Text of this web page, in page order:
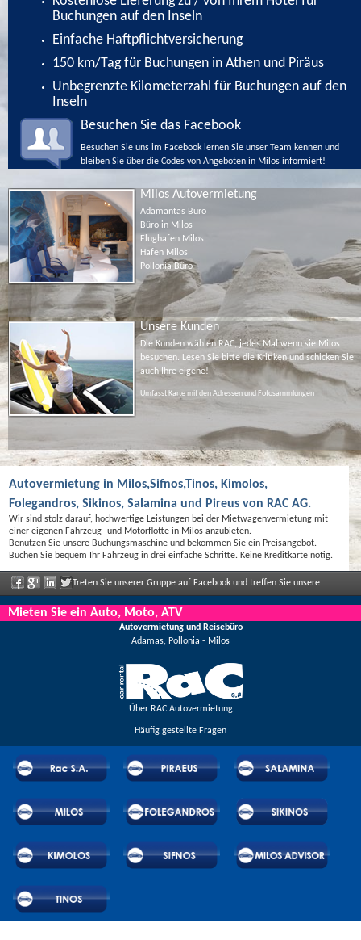
Buchungen auf den Inseln
Einfache Haftpflichtversicherung
150 km/Tag für Buchungen in Athen und Piräus
Unbegrenzte Kilometerzahl für Buchungen auf den
Inseln
Besuchen Sie das Facebook
Besuchen Sie uns im Facebook lernen Sie unser Team kennen und
bleiben Sie über die Codes von Angeboten in Milos informiert!
Milos Autovermietung
Adamantas Büro
Büro in Milos
Flughafen Milos
Hafen Milos
Pollonia Büro
Unsere Kunden
Die Kunden wählen RAC, jedes Mal wenn sie Milos
besuchen. Lesen Sie bitte die Kritiken und schicken Sie
auch Ihre eigene!
Umfasst Karte mit den Adressen und Fotosammlungen
Autovermietung in Milos,Sifnos,Tinos, Kimolos,
Folegandros, Sikinos, Salamina und Pireus von RAC AG.
Wir sind stolz darauf, hochwertige Leistungen bei der Mietwagenvermietung mit
einer eigenen Fahrzeug- und Motorflotte in Milos anzubieten.
Benutzen Sie unsere Buchungsmaschine und bekommen Sie ein Preisangebot.
Buchen Sie bequem Ihr Fahrzeug in drei einfache Schritte. Keine Kreditkarte nötig.
Treten Sie unserer Gruppe auf Facebook und treffen Sie unsere
Mitarbeiter, sagen Sie uns Ihre Meinung und genießen Sie große Rabatte und
Angebote, die regelmäßig bekannt gegeben werden.
Mieten Sie ein Auto, Moto, ATV
Autovermietung und Reisebüro
Adamas, Pollonia - Milos
Über RAC Autovermietung
Häufig gestellte Fragen